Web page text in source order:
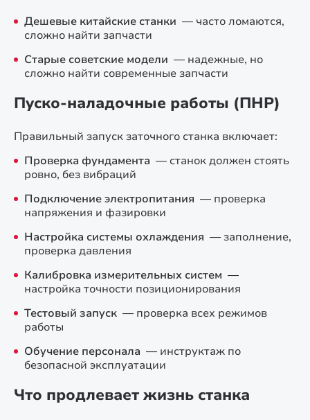
Дешевые китайские станки — часто ломаются,
сложно найти запчасти
Старые советские модели — надежные, но
сложно найти современные запчасти
Пуско-наладочные работы (ПНР)
Правильный запуск заточного станка включает:
Проверка фундамента — станок должен стоять
ровно, без вибраций
Подключение электропитания — проверка
напряжения и фазировки
Настройка системы охлаждения — заполнение,
проверка давления
Калибровка измерительных систем —
настройка точности позиционирования
Тестовый запуск — проверка всех режимов
работы
Обучение персонала — инструктаж по
безопасной эксплуатации
Что продлевает жизнь станка